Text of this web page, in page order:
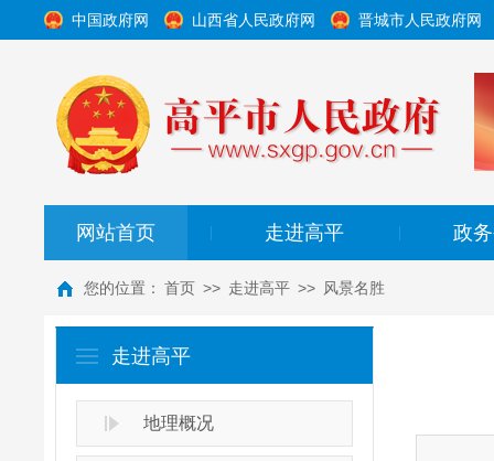
中国政府网 山西省人民政府网 晋城市人民政府网
网站首页 走进高平 政
您的位置： 首页 >> 走进高平 >> 风景名胜
走进高平
地理概况